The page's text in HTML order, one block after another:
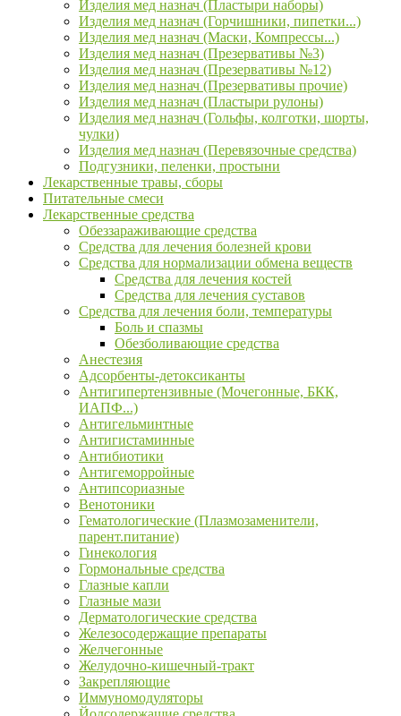
Изделия мед назнач (Пластыри наборы)
Изделия мед назнач (Горчишники, пипетки...)
Изделия мед назнач (Маски, Компрессы...)
Изделия мед назнач (Презервативы №3)
Изделия мед назнач (Презервативы №12)
Изделия мед назнач (Презервативы прочие)
Изделия мед назнач (Пластыри рулоны)
Изделия мед назнач (Гольфы, колготки, шорты,
чулки)
Изделия мед назнач (Перевязочные средства)
Подгузники, пеленки, простыни
Лекарственные травы, сборы
Питательные смеси
Лекарственные средства
Обеззараживающие средства
Средства для лечения болезней крови
Средства для нормализации обмена веществ
Средства для лечения костей
Средства для лечения суставов
Средства для лечения боли, температуры
Боль и спазмы
Обезболивающие средства
Анестезия
Адсорбенты-детоксиканты
Антигипертензивные (Мочегонные, БКК,
ИАПФ...)
Антигельминтные
Антигистаминные
Антибиотики
Антигеморройные
Антипсориазные
Венотоники
Гематологические (Плазмозаменители,
парент.питание)
Гинекология
Гормональные средства
Глазные капли
Глазные мази
Дерматологические средства
Железосодержащие препараты
Желчегонные
Желудочно-кишечный-тракт
Закрепляющие
Иммуномодуляторы